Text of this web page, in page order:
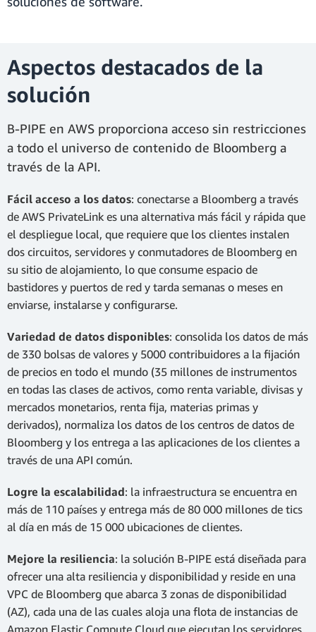
Aspectos destacados de la
solución
B-PIPE en AWS proporciona acceso sin restricciones
a todo el universo de contenido de Bloomberg a
través de la API.
Fácil acceso a los datos: conectarse a Bloomberg a través
de AWS PrivateLink es una alternativa más fácil y rápida que
el despliegue local, que requiere que los clientes instalen
dos circuitos, servidores y conmutadores de Bloomberg en
su sitio de alojamiento, lo que consume espacio de
bastidores y puertos de red y tarda semanas o meses en
enviarse, instalarse y configurarse.
Variedad de datos disponibles: consolida los datos de más
de 330 bolsas de valores y 5000 contribuidores a la fijación
de precios en todo el mundo (35 millones de instrumentos
en todas las clases de activos, como renta variable, divisas y
mercados monetarios, renta fija, materias primas y
derivados), normaliza los datos de los centros de datos de
Bloomberg y los entrega a las aplicaciones de los clientes a
través de una API común.
Logre la escalabilidad: la infraestructura se encuentra en
más de 110 países y entrega más de 80 000 millones de tics
al día en más de 15 000 ubicaciones de clientes.
Mejore la resiliencia: la solución B-PIPE está diseñada para
ofrecer una alta resiliencia y disponibilidad y reside en una
VPC de Bloomberg que abarca 3 zonas de disponibilidad
(AZ), cada una de las cuales aloja una flota de instancias de
Amazon Elastic Compute Cloud que ejecutan los servidores